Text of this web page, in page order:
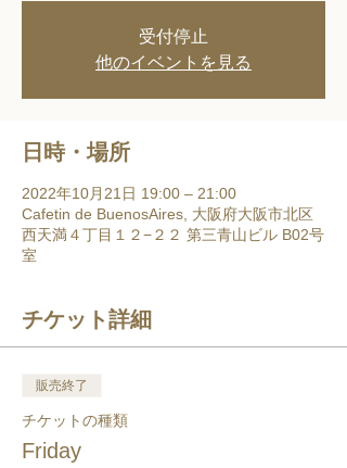
受付停止
他のイベントを見る
日時・場所
2022年10月21日 19:00 – 21:00
Cafetin de BuenosAires, 大阪府大阪市北区
西天満４丁目１２−２２ 第三青山ビル B02号
室
チケット詳細
販売終了
チケットの種類
Friday